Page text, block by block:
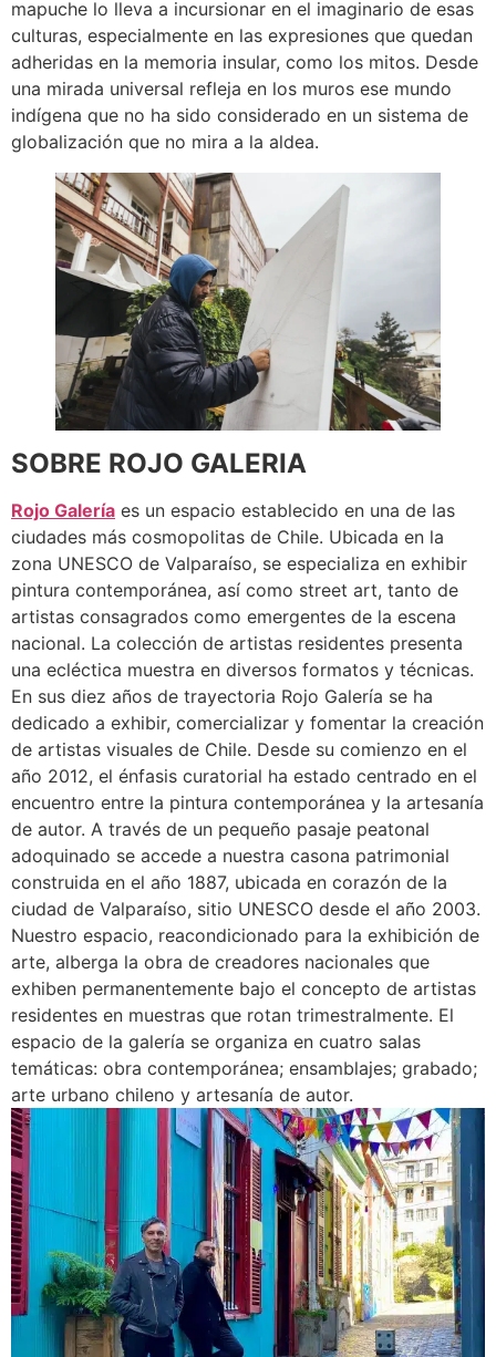
mapuche lo lleva a incursionar en el imaginario de esas
culturas, especialmente en las expresiones que quedan
adheridas en la memoria insular, como los mitos. Desde
una mirada universal refleja en los muros ese mundo
indígena que no ha sido considerado en un sistema de
globalización que no mira a la aldea.
SOBRE ROJO GALERIA
Rojo Galería es un espacio establecido en una de las
ciudades más cosmopolitas de Chile. Ubicada en la
zona UNESCO de Valparaíso, se especializa en exhibir
pintura contemporánea, así como street art, tanto de
artistas consagrados como emergentes de la escena
nacional. La colección de artistas residentes presenta
una ecléctica muestra en diversos formatos y técnicas.
En sus diez años de trayectoria Rojo Galería se ha
dedicado a exhibir, comercializar y fomentar la creación
de artistas visuales de Chile. Desde su comienzo en el
año 2012, el énfasis curatorial ha estado centrado en el
encuentro entre la pintura contemporánea y la artesanía
de autor. A través de un pequeño pasaje peatonal
adoquinado se accede a nuestra casona patrimonial
construida en el año 1887, ubicada en corazón de la
ciudad de Valparaíso, sitio UNESCO desde el año 2003.
Nuestro espacio, reacondicionado para la exhibición de
arte, alberga la obra de creadores nacionales que
exhiben permanentemente bajo el concepto de artistas
residentes en muestras que rotan trimestralmente. El
espacio de la galería se organiza en cuatro salas
temáticas: obra contemporánea; ensamblajes; grabado;
arte urbano chileno y artesanía de autor.